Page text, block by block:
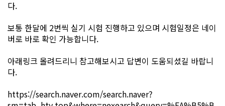
다.
보통 한달에 2번씩 실기 시험 진행하고 있으며 시험일정은 네이
버로 바로 확인 가능합니다.
아래링크 올려드리니 참고해보시고 답변이 도움되셨길 바랍니
다.
https://search.naver.com/search.naver?